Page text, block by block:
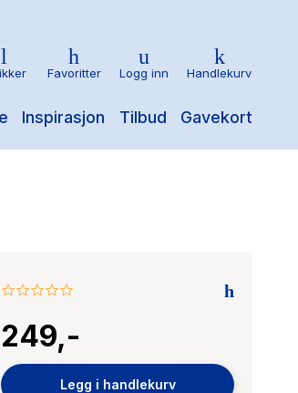
Inspirasjon Tilbud Gavekort
Favoritter Logg inn Handlekurv
0.0
rating
249,-
Legg i handlekurv